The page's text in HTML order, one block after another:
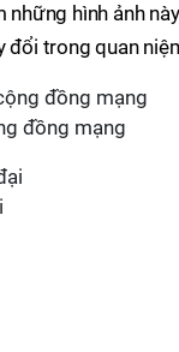
những hình ảnh
trong quan
đồng mạng